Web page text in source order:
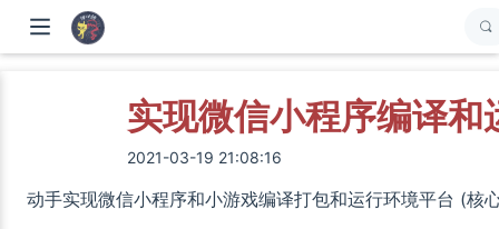
实现微信小程序编译
2021-03-19 21:08:16
动手实现微信小程序和小游戏编译打包和运行环境平台 (核